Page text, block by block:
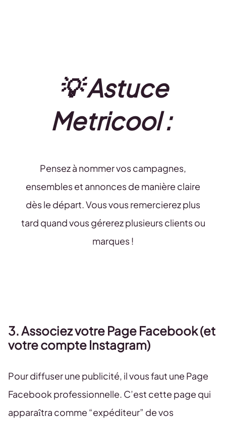
💡 Astuce
Metricool :
Pensez à nommer vos campagnes,
ensembles et annonces de manière claire
dès le départ. Vous vous remercierez plus
tard quand vous gérerez plusieurs clients ou
marques !
3. Associez votre Page Facebook (et
votre compte Instagram)
Pour diffuser une publicité, il vous faut une Page
Facebook professionnelle. C’est cette page qui
apparaîtra comme “expéditeur” de vos